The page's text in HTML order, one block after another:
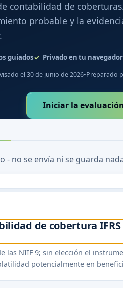
contabilidad de
probable y la
guiados Privado en tu navegador
el 30 de junio de 2026•Preparado
Iniciar la
- no se envía ni se guarda
de cobertura
las NIIF 9; sin elección el
potencialmente en